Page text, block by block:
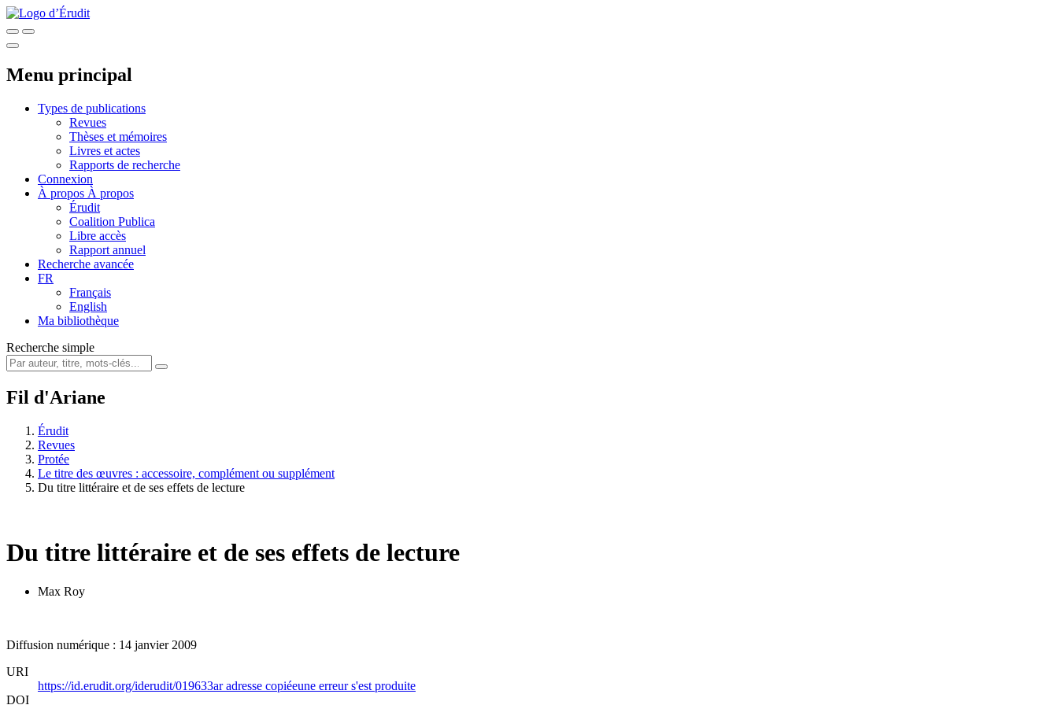
Menu principal
Types de publications
Revues
Thèses et mémoires
Livres et actes
Rapports de recherche
Connexion
À propos À propos
Érudit
Coalition Publica
Libre accès
Rapport annuel
Recherche avancée
FR
Français
English
Ma bibliothèque
Recherche simple
Fil d'Ariane
Érudit
Revues
Protée
Le titre des œuvres : accessoire, complément ou supplément
Du titre littéraire et de ses effets de lecture
Du titre littéraire et de ses effets de lecture
Max Roy
Diffusion numérique : 14 janvier 2009
URI
https://id.erudit.org/iderudit/019633aradresse copiéeune erreur s'est produite
DOI